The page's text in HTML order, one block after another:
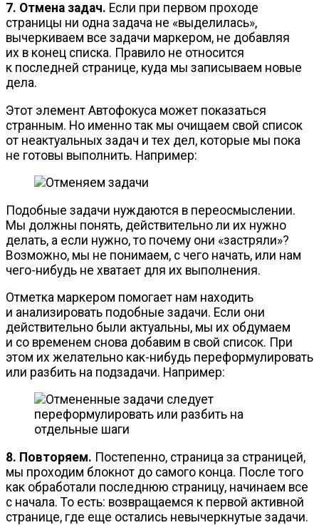
7. Отмена задач. Если при первом проходе
страницы ни одна задача не «выделилась»,
вычеркиваем все задачи маркером, не добавляя
их в конец списка. Правило не относится
к последней странице, куда мы записываем новые
дела.
Этот элемент Автофокуса может показаться
странным. Но именно так мы очищаем свой список
от неактуальных задач и тех дел, которые мы пока
не готовы выполнить. Например:
Подобные задачи нуждаются в переосмыслении.
Мы должны понять, действительно ли их нужно
делать, а если нужно, то почему они «застряли»?
Возможно, мы не понимаем, с чего начать, или нам
чего-нибудь не хватает для их выполнения.
Отметка маркером помогает нам находить
и анализировать подобные задачи. Если они
действительно были актуальны, мы их обдумаем
и со временем снова добавим в свой список. При
этом их желательно как-нибудь переформулировать
или разбить на подзадачи. Например:
8. Повторяем. Постепенно, страница за страницей,
мы проходим блокнот до самого конца. После того
как обработали последнюю страницу, начинаем все
с начала. То есть: возвращаемся к первой активной
странице, где еще остались невычеркнутые задачи.